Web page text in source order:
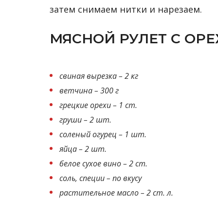
затем снимаем нитки и нарезаем.
МЯСНОЙ РУЛЕТ С
свиная вырезка – 2 кг
ветчина – 300 г
грецкие орехи – 1 ст.
груши – 2 шт.
соленый огурец – 1 шт.
яйца – 2 шт.
белое сухое вино – 2 ст.
соль, специи – по вкусу
растительное масло – 2 ст. л.